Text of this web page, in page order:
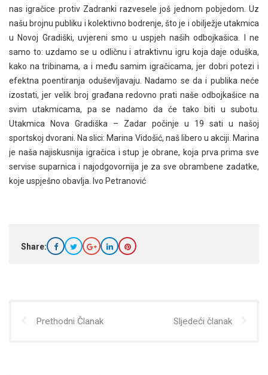
nas igračice protiv Zadranki razvesele još jednom pobjedom. Uz
našu brojnu publiku i kolektivno bodrenje, što je i obilježje utakmica
u Novoj Gradiški, uvjereni smo u uspjeh naših odbojkašica. I ne
samo to: uzdamo se u odličnu i atraktivnu igru koja daje oduška,
kako na tribinama, a i među samim igračicama, jer dobri potezi i
efektna poentiranja oduševljavaju. Nadamo se da i publika neće
izostati, jer velik broj građana redovno prati naše odbojkašice na
svim utakmicama, pa se nadamo da će tako biti u subotu.
Utakmica Nova Gradiška – Zadar počinje u 19 sati u našoj
sportskoj dvorani. Na slici: Marina Vidošić, naš libero u akciji. Marina
je naša najiskusnija igračica i stup je obrane, koja prva prima sve
servise suparnica i najodgovornija je za sve obrambene zadatke,
koje uspješno obavlja. Ivo Petranović
Share:
Prethodni Članak Sljedeći članak